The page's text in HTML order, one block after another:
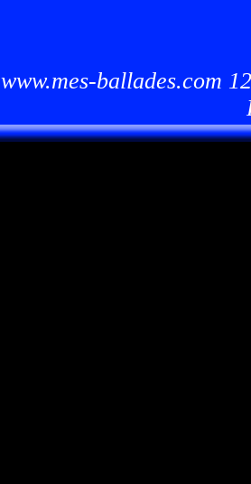
www.mes-ballades.com